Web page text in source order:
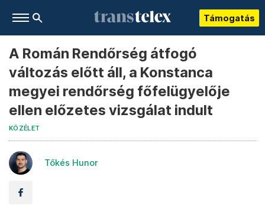
Támogatás
A Román Rendőrség átfogó
változás előtt áll, a Konstanca
megyei rendőrség főfelügyelője
ellen előzetes vizsgálat indult
KÖZÉLET
Tőkés Hunor